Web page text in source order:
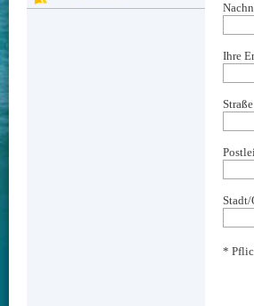
Ihre
Stadt/
*